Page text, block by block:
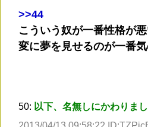
>>44
こういう奴が一番性格が
変に夢を見せるのが一番
50: 以下、名無しにかわりま